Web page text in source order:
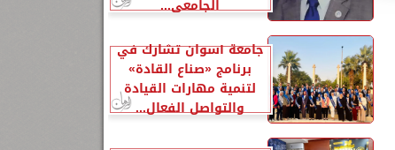
الجامعي...
جامعة أسوان تشارك في
برنامج «صناع القادة»
لتنمية مهارات القيادة
والتواصل الفعال...